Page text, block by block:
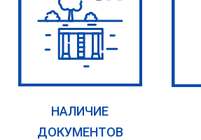
НАЛИЧИЕ
ДОКУМЕНТОВ